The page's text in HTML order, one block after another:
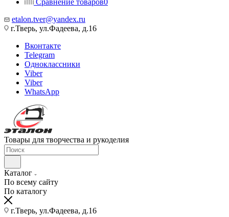
Сравнение товаров0
etalon.tver@yandex.ru
г.Тверь, ул.Фадеева, д.16
Вконтакте
Telegram
Одноклассники
Viber
Viber
WhatsApp
Товары для творчества и рукоделия
Каталог
По всему сайту
По каталогу
г.Тверь, ул.Фадеева, д.16